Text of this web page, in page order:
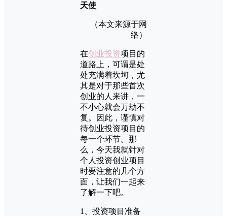
天使
（本文来源于网
络）
在创业投资项目的
道路上，可谓是处
处充满着坎坷，尤
其是对于那些首次
创业的人来讲，一
不小心就会万劫不
复。因此，谨慎对
待创业投资项目的
每一个环节。那
么，今天我就针对
个人投资创业项目
时要注意的几个方
面，让我们一起来
了解一下吧。
1、投资项目准备